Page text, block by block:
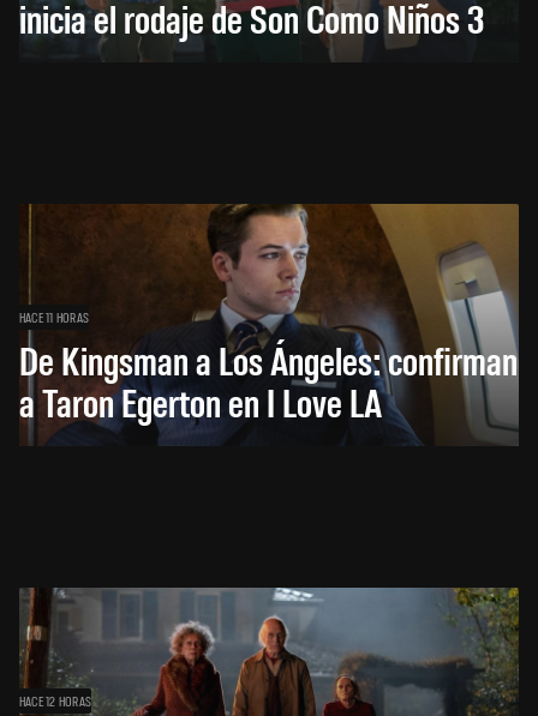
inicia el rodaje de Son Como Niños 3
HACE 11 HORAS
De Kingsman a Los Ángeles: confirman
a Taron Egerton en I Love LA
HACE 12 HORAS